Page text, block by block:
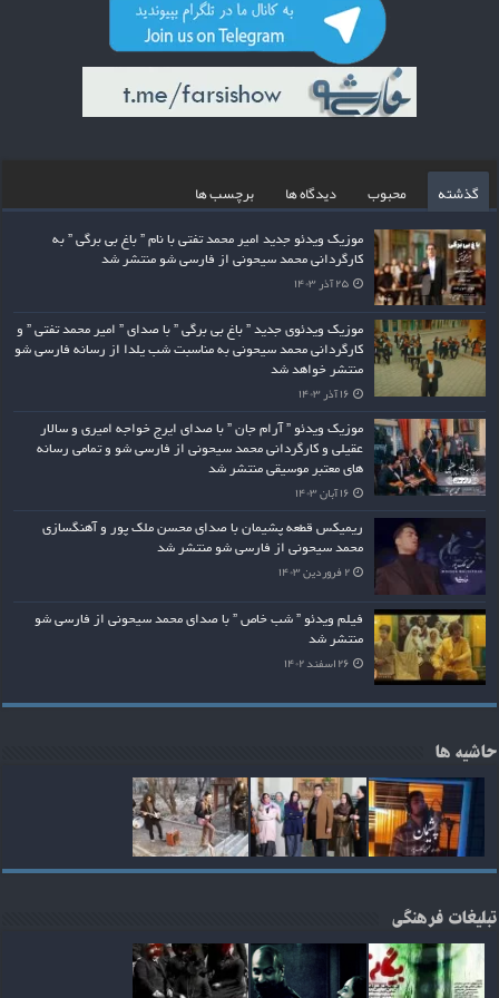
گذشته محبوب دیدگاه ها برچسب ها
موزیک ویدئو جدید امیر محمد تفتی با نام ” باغ بی برگی ” به
کارگردانی محمد سیحونی از فارسی شو منتشر شد
۲۵ آذر ۱۴۰۳
موزیک ویدئوی جدید ” باغ بی برگی ” با صدای ” امیر محمد تفتی ” و
کارگردانی محمد سیحونی به مناسبت شب یلدا از رسانه فارسی شو
منتشر خواهد شد
۱۶ آذر ۱۴۰۳
موزیک ویدئو ” آرام جان ” با صدای ایرج خواجه امیری و سالار
عقیلی و کارگردانی محمد سیحونی از فارسی شو و تمامی رسانه
های معتبر موسیقی منتشر شد
۱۶ آبان ۱۴۰۳
ریمیکس قطعه پشیمان با صدای محسن ملک پور و آهنگسازی
محمد سیحونی از فارسی شو منتشر شد
۲ فروردین ۱۴۰۳
فیلم ویدئو ” شب خاص ” با صدای محمد سیحونی از فارسی شو
منتشر شد
۲۶ اسفند ۱۴۰۲
حاشیه ها
تبلیغات فرهنگی